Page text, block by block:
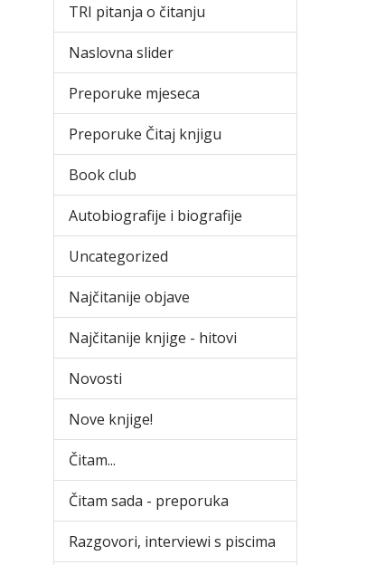
TRI pitanja o čitanju
Naslovna slider
Preporuke mjeseca
Preporuke Čitaj knjigu
Book club
Autobiografije i biografije
Uncategorized
Najčitanije objave
Najčitanije knjige - hitovi
Novosti
Nove knjige!
Čitam...
Čitam sada - preporuka
Razgovori, interviewi s piscima